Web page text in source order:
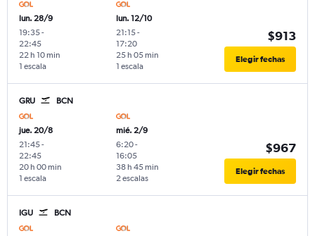
lun. 28/9
19:35-
22:45
1 escala
22 h 10 min
lun. 12/10
21:15-
17:20
1 escala
25 h 05 min
$913
Elegir fechas
GRU BCN
jue. 20/8
21:45-
22:45
1 escala
20 h 00 min
mié. 2/9
6:20-
16:05
2 escalas
38 h 45 min
$967
Elegir fechas
IGU BCN